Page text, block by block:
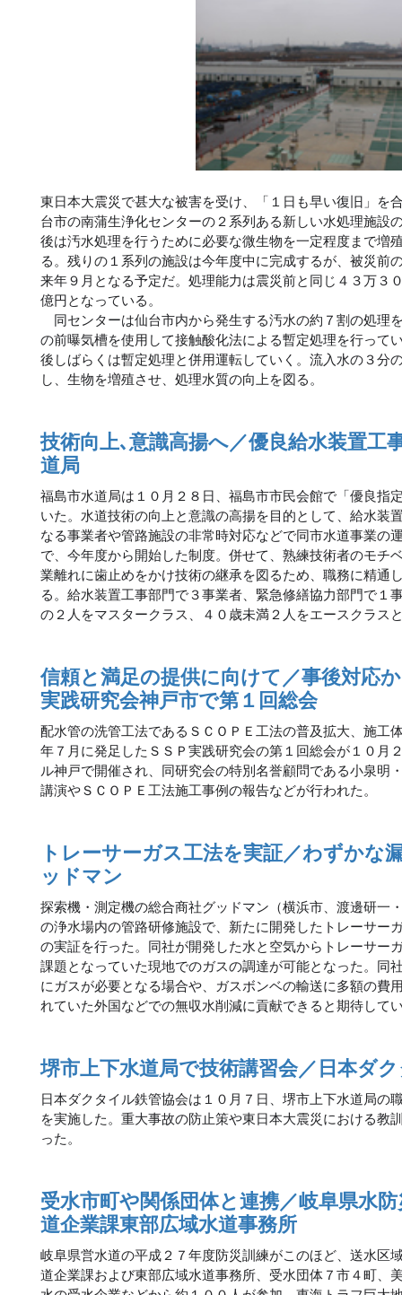
東日本大震災で甚大な被害を受け、「１日も早い復旧」を
台市の南蒲生浄化センターの２系列ある新しい水処理施設
後は汚水処理を行うために必要な微生物を一定程度まで増
る。残りの１系列の施設は今年度中に完成するが、被災前
来年９月となる予定だ。処理能力は震災前と同じ４３万３
億円となっている。
同センターは仙台市内から発生する汚水の約７割の処理
の前曝気槽を使用して接触酸化法による暫定処理を行って
後しばらくは暫定処理と併用運転していく。流入水の３分
し、生物を増殖させ、処理水質の向上を図る。
技術向上､意識高揚へ／優良給水装置工
道局
福島市水道局は１０月２８日、福島市市民会館で「優良指
いた。水道技術の向上と意識の高揚を目的として、給水装
なる事業者や管路施設の非常時対応などで同市水道事業の
で、今年度から開始した制度。併せて、熟練技術者のモチ
業離れに歯止めをかけ技術の継承を図るため、職務に精通
る。給水装置工事部門で３事業者、緊急修繕協力部門で１
の２人をマスタークラス、４０歳未満２人をエースクラス
信頼と満足の提供に向けて／事後対応
実践研究会神戸市で第１回総会
配水管の洗管工法であるＳＣＯＰＥ工法の普及拡大、施工
年７月に発足したＳＳＰ実践研究会の第１回総会が１０月
ル神戸で開催され、同研究会の特別名誉顧問である小泉明
講演やＳＣＯＰＥ工法施工事例の報告などが行われた。
トレーサーガス工法を実証／わずかな
ッドマン
探索機・測定機の総合商社グッドマン（横浜市、渡邊研一
の浄水場内の管路研修施設で、新たに開発したトレーサー
の実証を行った。同社が開発した水と空気からトレーサー
課題となっていた現地でのガスの調達が可能となった。同
にガスが必要となる場合や、ガスボンベの輸送に多額の費
れていた外国などでの無収水削減に貢献できると期待して
堺市上下水道局で技術講習会／日本ダ
日本ダクタイル鉄管協会は１０月７日、堺市上下水道局の
を実施した。重大事故の防止策や東日本大震災における教
った。
受水市町や関係団体と連携／岐阜県水
道企業課東部広域水道事務所
岐阜県営水道の平成２７年度防災訓練がこのほど、送水区
道企業課および東部広域水道事務所、受水団体７市４町、